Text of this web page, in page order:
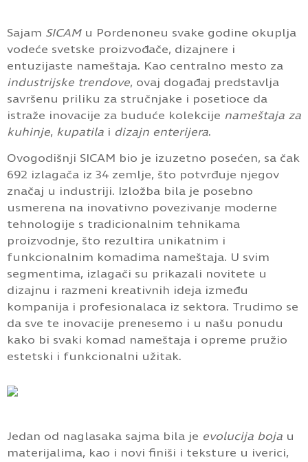
Sajam SICAMu Pordenoneu svake godine okuplja
vodeće svetske proizvođače, dizajnere i
entuzijaste nameštaja. Kao centralno mesto za
industrijske trendove, ovaj događaj predstavlja
savršenu priliku za stručnjake i posetioce da
istraže inovacije za buduće kolekcije nameštaja za
kuhinje, kupatila i dizajn enterijera.
Ovogodišnji SICAM bio je izuzetno posećen, sa čak
692 izlagača iz 34 zemlje, što potvrđuje njegov
značaj u industriji. Izložba bila je posebno
usmerena na inovativno povezivanje moderne
tehnologije s tradicionalnim tehnikama
proizvodnje, što rezultira unikatnim i
funkcionalnim komadima nameštaja. U svim
segmentima, izlagači su prikazali novitete u
dizajnu i razmeni kreativnih ideja između
kompanija i profesionalaca iz sektora. Trudimo se
da sve te inovacije prenesemo i u našu ponudu
kako bi svaki komad nameštaja i opreme pružio
estetski i funkcionalni užitak.
Jedan od naglasaka sajma bila je evolucija boja u
materijalima, kao i novi finiši i teksture u iverici,